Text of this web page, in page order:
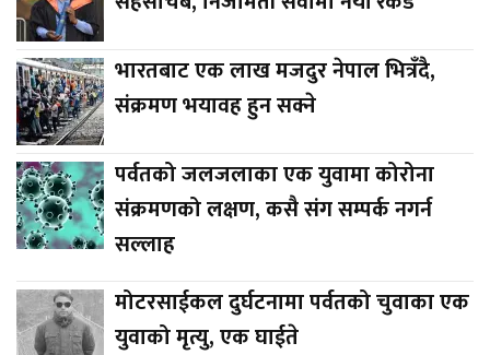
भारतबाट एक लाख मजदुर नेपाल भित्रँदै,
संक्रमण भयावह हुन सक्ने
पर्वतको जलजलाका एक युवामा कोरोना
संक्रमणको लक्षण, कसै संग सम्पर्क नगर्न
सल्लाह
मोटरसाईकल दुर्घटनामा पर्वतको चुवाका एक
युवाको मृत्यु, एक घाईते